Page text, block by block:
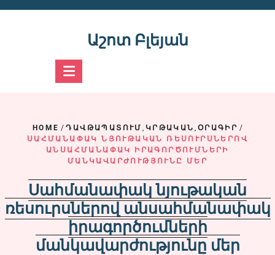
Աշոտ Բլեյան
HOME /ԴԱՎԹԱՊԱՏՈՒՄ , ԿՐԹԱԿԱՆ , ՕՐԱԳԻՐ /
ՍԱՀՄԱՆԱՓԱԿ ՆՅՈՒԹԱԿԱՆ ՌԵՍՈՒՐՍՆԵՐՈՎ
ԱՆՍԱՀՄԱՆԱՓԱԿ ԻՐԱԳՈՐԾՈՒՄՆԵՐԻ
ՄԱՆԿԱՎԱՐԺՈՒԹՅՈՒՆԸ ՄԵՐ
Սահմանափակ նյութական
ռեսուրսներով անսահմանափակ
իրագործումների
մանկավարժությունը մեր